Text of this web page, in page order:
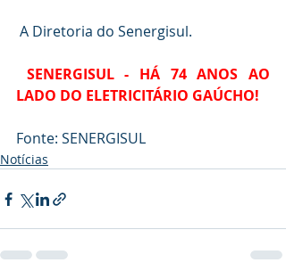
A Diretoria do Senergisul.
SENERGISUL - HÁ 74 ANOS AO
LADO DO ELETRICITÁRIO GAÚCHO!
Fonte: SENERGISUL
Notícias